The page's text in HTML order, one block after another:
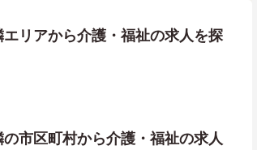
リアから介護・福祉の求人を探
市区町村から介護・福祉の求人